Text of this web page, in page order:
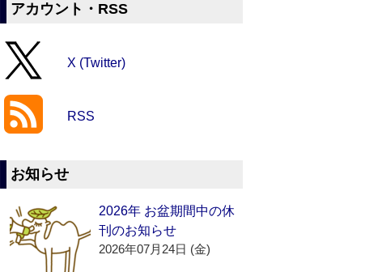
アカウント・RSS
X (Twitter)
RSS
お知らせ
2026年 お盆期間中の休
刊のお知らせ
2026年07月24日 (金)